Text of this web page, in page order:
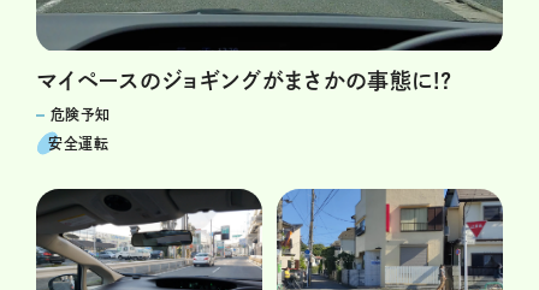
マイペースのジョギングがまさかの事態に!?
危険予知
安全運転